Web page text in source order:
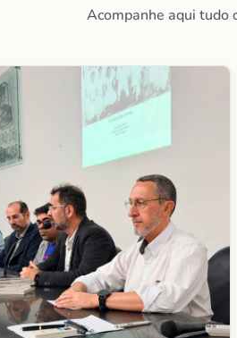
Acompanhe aqui tudo